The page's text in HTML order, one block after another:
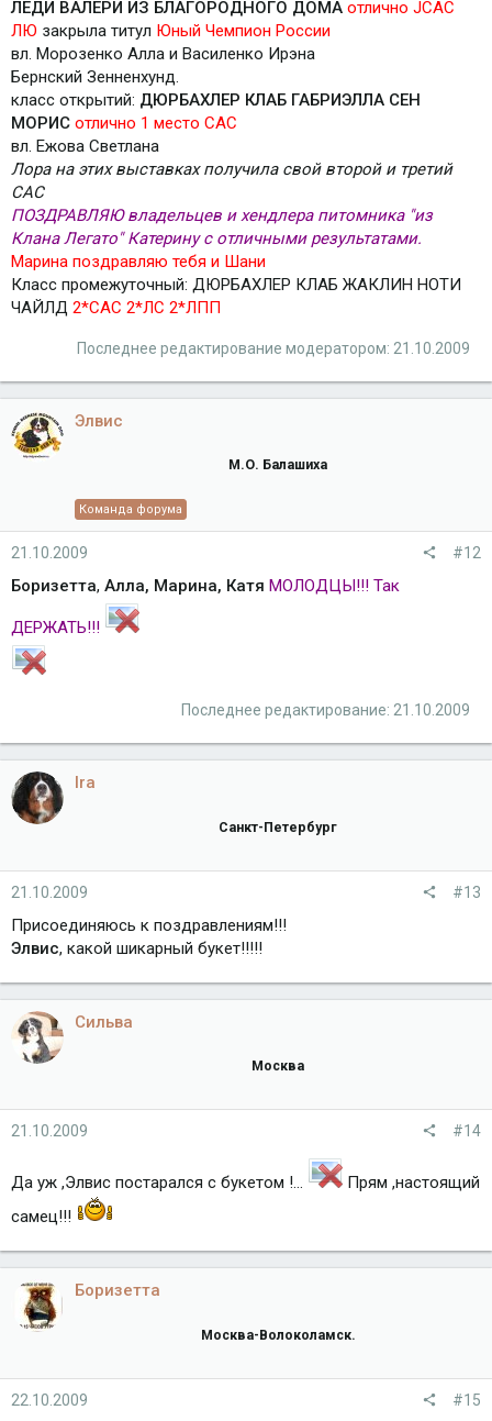
ЛЕДИ ВАЛЕРИ ИЗ БЛАГОРОДНОГО ДОМА отлично JСАС
ЛЮ закрыла титул Юный Чемпион России
вл. Морозенко Алла и Василенко Ирэна
Бернский Зенненхунд.
класс открытий: ДЮРБАХЛЕР КЛАБ ГАБРИЭЛЛА СЕН
МОРИС отлично 1 место САС
вл. Ежова Светлана
Лора на этих выставках получила свой второй и третий
САС
ПОЗДРАВЛЯЮ владельцев и хендлера питомника "из
Клана Легато" Катерину с отличными результатами.
Марина поздравляю тебя и Шани
Класс промежуточный: ДЮРБАХЛЕР КЛАБ ЖАКЛИН НОТИ
ЧАЙЛД 2*САС 2*ЛС 2*ЛПП
Последнее редактирование модератором: 21.10.2009
Элвис
М.О. Балашиха
Команда форума
21.10.2009 #12
Боризетта, Алла, Марина, Катя МОЛОДЦЫ!!! Так
ДЕРЖАТЬ!!!
Последнее редактирование: 21.10.2009
Ira
Санкт-Петербург
21.10.2009 #13
Присоединяюсь к поздравлениям!!!
Элвис, какой шикарный букет!!!!!
Сильва
Москва
21.10.2009 #14
Да уж ,Элвис постарался с букетом !...
Прям ,настоящий
самец!!!
Боризетта
Москва-Волоколамск.
22.10.2009 #15